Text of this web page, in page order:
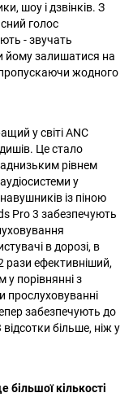
шоу і дзвінків. З
голос
- звучать
йому залишатися на
жодного
у світі ANC
Це стало
рівнем
у
із піною
Pro 3 забезпечують
в дорозі, в
рази ефективніший,
порівнянні з
прослуховуванні
забезпечують до
більше, ніж у
кількості